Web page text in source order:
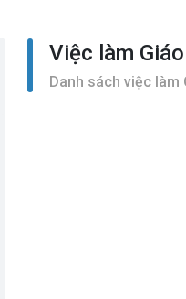
Việc làm
Danh sách việc